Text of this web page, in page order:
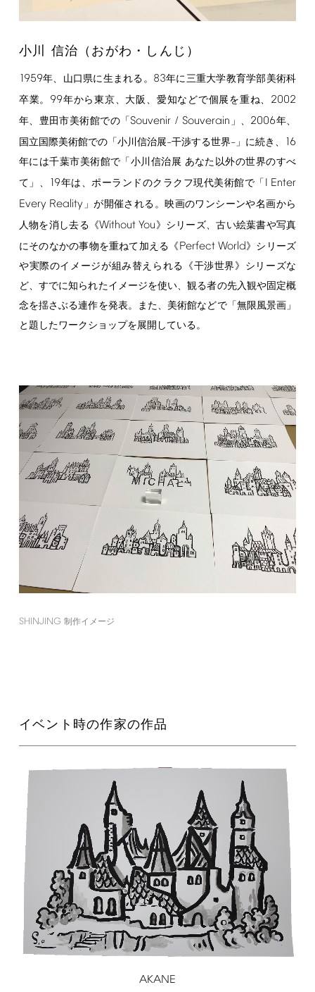
小川 信治（おがわ・しんじ）
1959年、山口県に生まれる。 83年に三重大学教育学部美術科
卒業。 99年から東京、大阪、愛知などで個展を重ね、 2002
年、豊田市美術館での「 Souvenir / Souverain」、 2006年、
国立国際美術館での「小川信治展–干渉する世界–」に続き、
16
年には千葉市美術館で「小川信治展 あなた以外の世界のすべ
て」、 19年は、ポーランドのクラクフ現代美術館で「 I Enter
Every Reality」が開催される。映画のワンシーンや名画から
人物を消し去る《Without You》シリーズ、古い絵葉書や写真
にそのなかの事物を重ねて加える《Perfect World》シリーズ
や実際のイメージが組み替えられる《干渉世界》シリーズな
ど、すでに知られたイメージを使い、観る者の先入観や固定概
念を揺さぶる連作を発表。また、美術館などで「無限風景画」
と題したワークショップを展開している。
SHINJING 制作イメージ
イベント時の作家の作品
AKANE